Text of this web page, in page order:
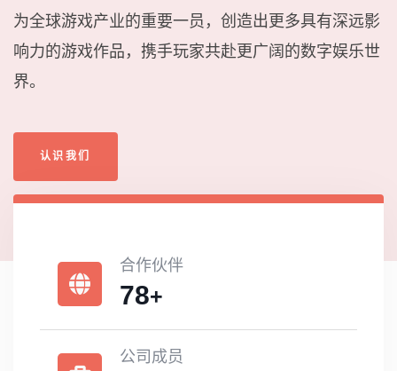
为全球游戏产业的重要一员，创造出更多具有深远影
响力的游戏作品，携手玩家共赴更广阔的数字娱乐世
界。
认识我们
合作伙伴
78+
公司成员